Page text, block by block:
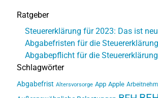
Ratgeber
Steuererklärung für 2023: Das ist neu
Abgabefristen für die Steuererklärung
Abgabepflicht für die Steuererklärung
Schlagwörter
Abgabefrist Altersvorsorge App Apple